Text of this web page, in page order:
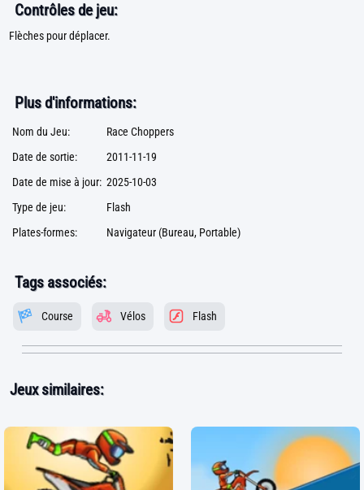
Contrôles de jeu:
Flèches pour déplacer.
Plus d'informations:
Nom du Jeu:
Race Choppers
Date de sortie:
2011-11-19
Date de mise à jour: 2025-10-03
Type de jeu:
Flash
Plates-formes:
Navigateur (Bureau, Portable)
Tags associés:
Course Vélos Flash
Jeux similaires: